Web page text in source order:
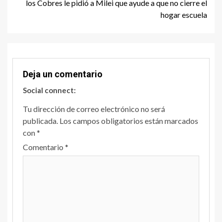
los Cobres le pidió a Milei que ayude a que no cierre el
hogar escuela
Deja un comentario
Social connect:
Tu dirección de correo electrónico no será
publicada. Los campos obligatorios están marcados
con*
Comentario *